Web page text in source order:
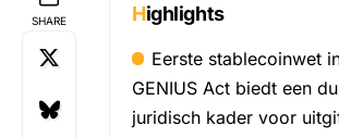
SHARE Highlights
Eerste stablecoinwet
GENIUS Act biedt een
juridisch kader voor